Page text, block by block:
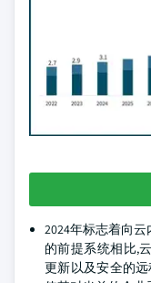
2024年标志着向
的前提系统相比,
更新以及安全的